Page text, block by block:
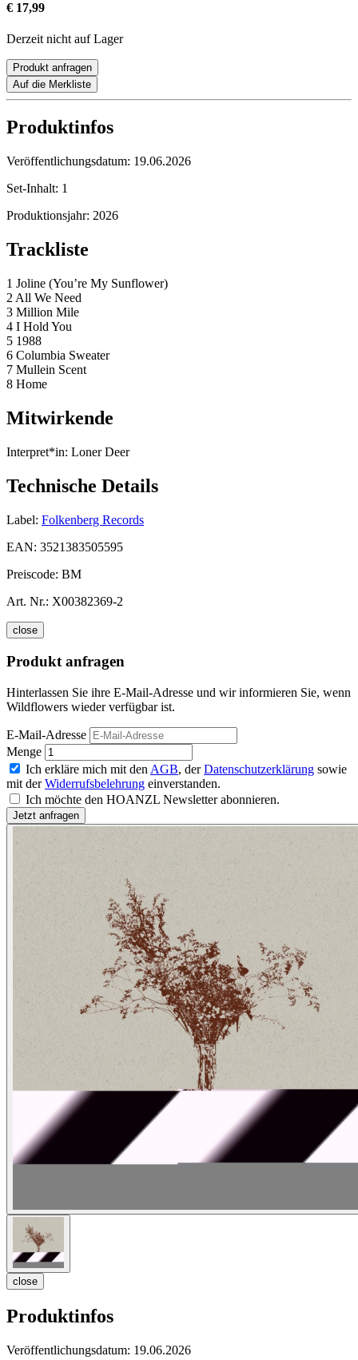
€ 17,99
Derzeit nicht auf Lager
Produkt anfragen
Auf die Merkliste
Produktinfos
Veröffentlichungsdatum: 19.06.2026
Set-Inhalt: 1
Produktionsjahr: 2026
Trackliste
1 Joline (You’re My Sunflower)
2 All We Need
3 Million Mile
4 I Hold You
5 1988
6 Columbia Sweater
7 Mullein Scent
8 Home
Mitwirkende
Interpret*in: Loner Deer
Technische Details
Label: Folkenberg Records
EAN: 3521383505595
Preiscode: BM
Art. Nr.: X00382369-2
close
Produkt anfragen
Hinterlassen Sie ihre E-Mail-Adresse und wir informieren Sie, wenn
Wildflowers wieder verfügbar ist.
E-Mail-Adresse
Menge
Ich erkläre mich mit den AGB, derDatenschutzerklärung sowie
mit derWiderrufsbelehrung einverstanden.
Ich möchte den HOANZL Newsletter abonnieren.
close
Produktinfos
Veröffentlichungsdatum: 19.06.2026